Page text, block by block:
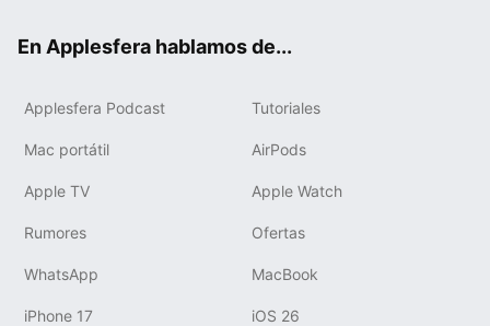
En Applesfera hablamos de...
Applesfera Podcast Tutoriales
Mac portátil AirPods
Apple TV Apple Watch
Rumores Ofertas
WhatsApp MacBook
iPhone 17 iOS 26